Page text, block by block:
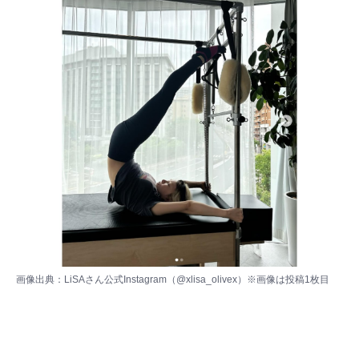
画像出典： LiSAさん公式Instagram（@xlisa_olivex） ※画像は投稿1枚目